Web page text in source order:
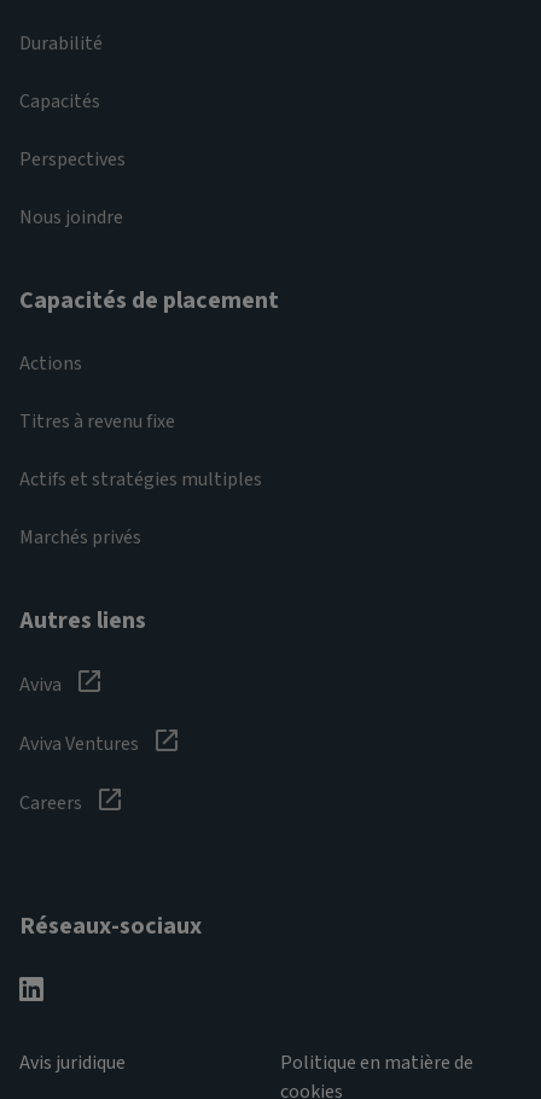
Durabilité
Capacités
Perspectives
Nous joindre
Capacités de placement
Actions
Titres à revenu fixe
Actifs et stratégies multiples
Marchés privés
Autres liens
Aviva
Aviva Ventures
Careers
Réseaux-sociaux
Avis juridique
Politique en matière de
cookies